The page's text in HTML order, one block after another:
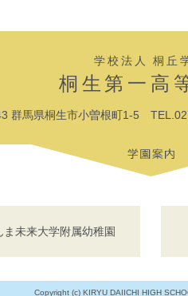
学校法人 桐丘
桐生第一高
群馬県桐生市小曽根町1-5
ま未来大学附属幼稚園
Copyright (c) KIRYU DAIICHI HIGH